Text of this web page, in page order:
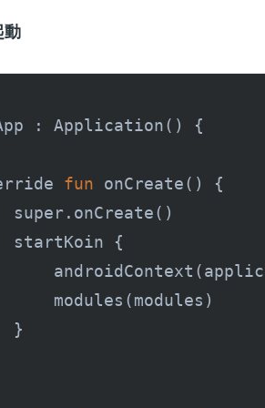
動
: Application() {
fun onCreate()
{
super.on
Create()
startKoin {
android
Context(
modules(modules)
}